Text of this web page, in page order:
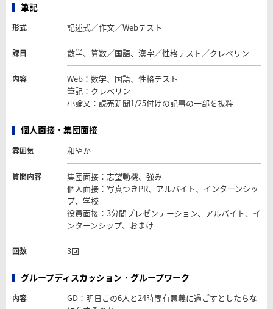
筆記
形式 記述式／作文／Webテスト
課目 数学、算数／国語、漢字／性格テスト／クレペリン
内容
Web：数学、国語、性格テスト
筆記：クレペリン
小論文：読売新聞1/25付けの記事の一部を抜粋
個人面接・集団面接
雰囲気 和やか
質問内容
集団面接：志望動機、強み
個人面接：写真つきPR、アルバイト、インターンシッ
プ、学校
役員面接：3分間プレゼンテーション、アルバイト、イ
ンターンシップ、おまけ
回数 3回
グループディスカッション・グループワーク
内容
GD：明日この6人と24時間有意義に過ごすとしたらな